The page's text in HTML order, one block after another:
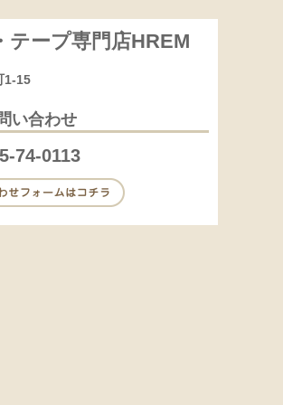
テープ専門店HREM
1-15
い合わせ
74-0113